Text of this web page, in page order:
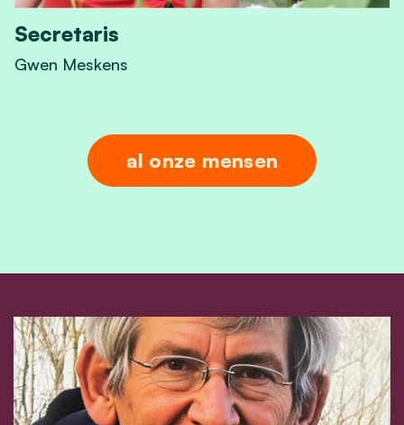
Secretaris
Gwen Meskens
al onze mensen